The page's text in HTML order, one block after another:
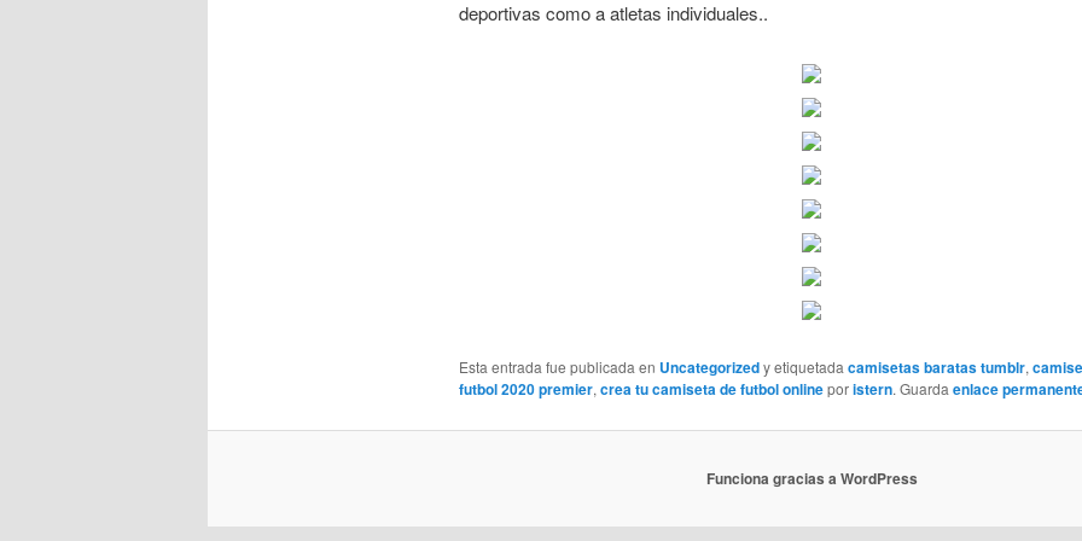
deportivas como a atletas individuales..
Esta entrada fue publicada en Uncategorizedy etiquetadacamisetas baratas tumblr,
futbol 2020 premier,crea tu camiseta de futbol onlineporistern. Guardaenlace
Funciona gracias a WordPress